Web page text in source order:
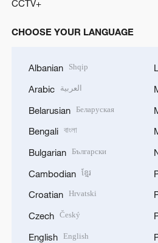
CCTV+
CHOOSE YOUR LANGUAGE
Albanian Shqip
Arabic العربية
Belarusian Беларуская
Bengali বাংলা
Bulgarian Български
Cambodian ខ្មែរ
Croatian Hrvatski
Czech Český
English English